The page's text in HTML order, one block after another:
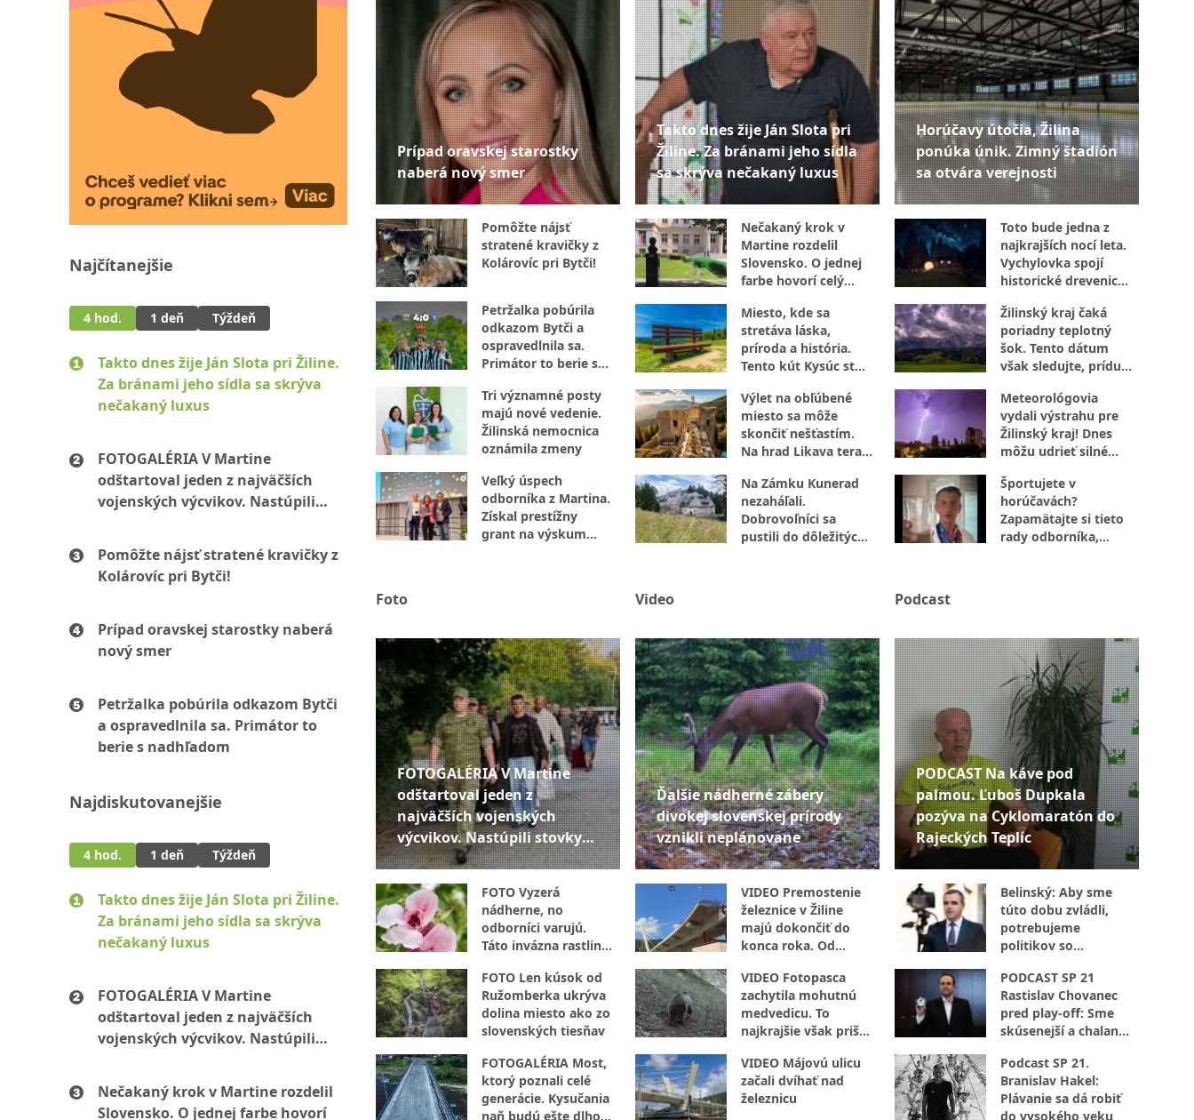
Najčítanejšie
4 hod. 1 deň Týždeň
Takto dnes žije Ján Slota pri Žiline.
Za bránami jeho sídla sa skrýva
nečakaný luxus
FOTOGALÉRIA V Martine
odštartoval jeden z najväčších
vojenských výcvikov. Nastúpili
Pomôžte nájsť stratené kravičky z
Kolárovíc pri Bytči!
Prípad oravskej starostky naberá
nový smer
Petržalka pobúrila odkazom Bytči
a ospravedlnila sa. Primátor to
berie s nadhľadom
Najdiskutovanejšie
4 hod. 1 deň Týždeň
Takto dnes žije Ján Slota pri Žiline.
Za bránami jeho sídla sa skrýva
nečakaný luxus
FOTOGALÉRIA V Martine
odštartoval jeden z najväčších
vojenských výcvikov. Nastúpili
Nečakaný krok v Martine rozdelil
Slovensko. O jednej farbe hovorí
Prípad oravskej starostky
naberá nový smer
Pomôžte nájsť
stratené kravičky z
Kolárovíc pri Bytči!
Petržalka pobúrila
odkazom Bytči a
ospravedlnila sa.
Primátor to berie s
Tri významné posty
majú nové vedenie.
Žilinská nemocnica
oznámila zmeny
Veľký úspech
odborníka z Martina.
Získal prestížny
grant na výskum
Takto dnes žije Ján Slota pri
Žiline. Za bránami jeho sídla
sa skrýva nečakaný luxus
Nečakaný krok v
Martine rozdelil
Slovensko. O jednej
farbe hovorí celý
Miesto, kde sa
stretáva láska,
príroda a história.
Tento kút Kysúc stojí
Výlet na obľúbené
miesto sa môže
skončiť nešťastím.
Na hrad Likava teraz
Na Zámku Kunerad
nezaháľali.
Dobrovoľníci sa
pustili do dôležitých
Horúčavy útočia, Žilina
ponúka únik. Zimný štadión
sa otvára verejnosti
Toto bude jedna z
najkrajších nocí leta.
Vychylovka spojí
historické drevenice
Žilinský kraj čaká
poriadny teplotný
šok. Tento dátum
však sledujte, prídu
Meteorológovia
vydali výstrahu pre
Žilinský kraj! Dnes
môžu udrieť silné
krúpami
Športujete v
horúčavách?
Zapamätajte si tieto
rady odborníka,
Foto
FOTOGALÉRIA V Martine
odštartoval jeden z
najväčších vojenských
výcvikov. Nastúpili stovky
mužov aj žien
FOTO Vyzerá
nádherne, no
odborníci varujú.
Táto invázna rastlina
kraji
FOTO Len kúsok od
Ružomberka ukrýva
dolina miesto ako zo
slovenských tiesňav
FOTOGALÉRIA Most,
ktorý poznali celé
generácie. Kysučania
naň budú ešte dlho
Video
Ďalšie nádherné zábery
divokej slovenskej prírody
vznikli neplánovane
VIDEO Premostenie
železnice v Žiline
majú dokončiť do
konca roka. Od
aj cez víkendy
VIDEO Fotopasca
zachytila mohutnú
medvedicu. To
najkrajšie však prišlo
VIDEO Májovú ulicu
začali dvíhať nad
železnicu
Podcast
PODCAST Na káve pod
palmou. Ľuboš Dupkala
pozýva na Cyklomaratón do
Rajeckých Teplíc
Belinský: Aby sme
túto dobu zvládli,
potrebujeme
politikov so
(PODCAST)
PODCAST SP 21
Rastislav Chovanec
pred play-off: Sme
skúsenejší a chalani
Podcast SP 21.
Branislav Hakel:
Plávanie sa dá robiť
do vysokého veku